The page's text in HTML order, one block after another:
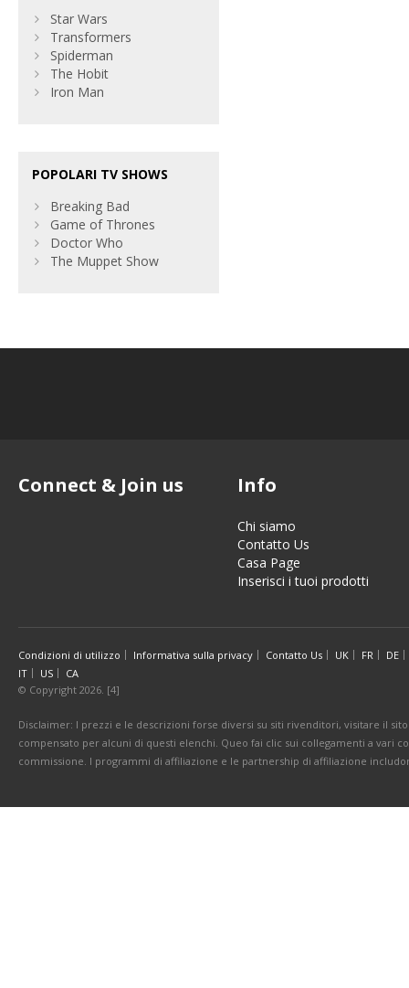
Star Wars
Transformers
Spiderman
The Hobit
Iron Man
POPOLARI TV SHOWS
Breaking Bad
Game of Thrones
Doctor Who
The Muppet Show
Connect & Join us Info
Chi siamo
Contatto Us
Casa Page
Inserisci i tuoi prodotti
Condizioni di utilizzo Informativa sulla privacy Contatto Us UK FR
DE
IT
US
CA
© Copyright 2026. [4]
Disclaimer: I prezzi e le descrizioni forse diversi su siti rivenditori, visitare il
compensato per alcuni di questi elenchi. Queo fai clic sui collegamenti a vari
commissione. I programmi di affiliazione e le partnership di affiliazione